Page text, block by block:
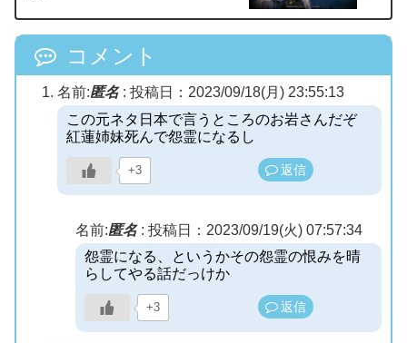
コメント
名前:匿名: 投稿日：2023/09/18(月) 23:55:13
この元ネタ日本で言うところのお岩さんだぞ
紅蓮姉妹死んで怨霊になるし
+3 返信
名前:匿名: 投稿日：2023/09/19(火) 07:57:34
怨霊になる、というかその怨霊の恨みを晴
らしてやる話だっけか
+3 返信